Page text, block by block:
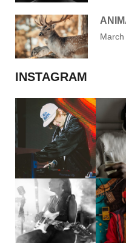
INSTAGRAM